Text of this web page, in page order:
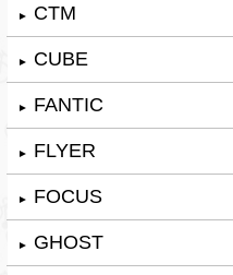
► CTM
► CUBE
► FANTIC
► FLYER
► FOCUS
► GHOST